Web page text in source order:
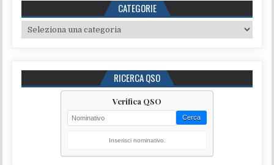
CATEGORIE
Categorie
RICERCA QSO
Verifica QSO
Cerca
Inserisci nominativo.